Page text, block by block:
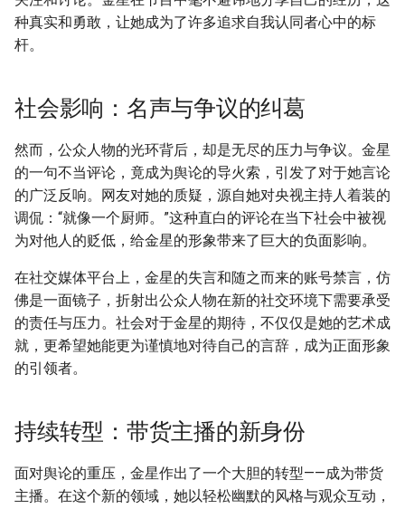
种真实和勇敢，让她成为了许多追求自我认同者心中的标
杆。
社会影响：名声与争议的纠葛
然而，公众人物的光环背后，却是无尽的压力与争议。金星
的一句不当评论，竟成为舆论的导火索，引发了对于她言论
的广泛反响。网友对她的质疑，源自她对央视主持人着装的
调侃：“就像一个厨师。”这种直白的评论在当下社会中被视
为对他人的贬低，给金星的形象带来了巨大的负面影响。
在社交媒体平台上，金星的失言和随之而来的账号禁言，仿
佛是一面镜子，折射出公众人物在新的社交环境下需要承受
的责任与压力。社会对于金星的期待，不仅仅是她的艺术成
就，更希望她能更为谨慎地对待自己的言辞，成为正面形象
的引领者。
持续转型：带货主播的新身份
面对舆论的重压，金星作出了一个大胆的转型——成为带货
主播。在这个新的领域，她以轻松幽默的风格与观众互动，